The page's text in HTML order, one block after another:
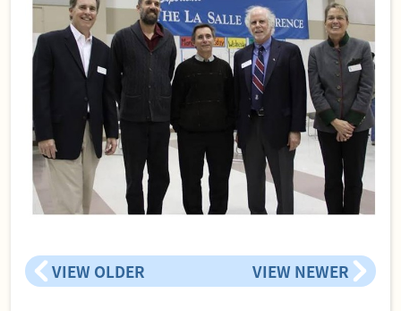
VIEW OLDER VIEW NEWER